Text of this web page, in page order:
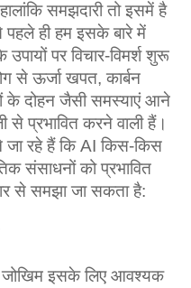
समझदारी तो इसमें है
ही हम इसके बारे में
पर विचार-विमर्श शुरू
से ऊर्जा खपत, कार्बन
के दोहन जैसी समस्याएं आने
से प्रभावित करने वाली हैं।
रहे हैं कि AI किस-किस
संसाधनों को प्रभावित
से समझा जा सकता है:
इसके लिए आवश्यक